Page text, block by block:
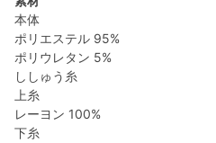
本体
ポリエステル 95%
ポリウレタン 5%
ししゅう糸
上糸
レーヨン 100%
下糸